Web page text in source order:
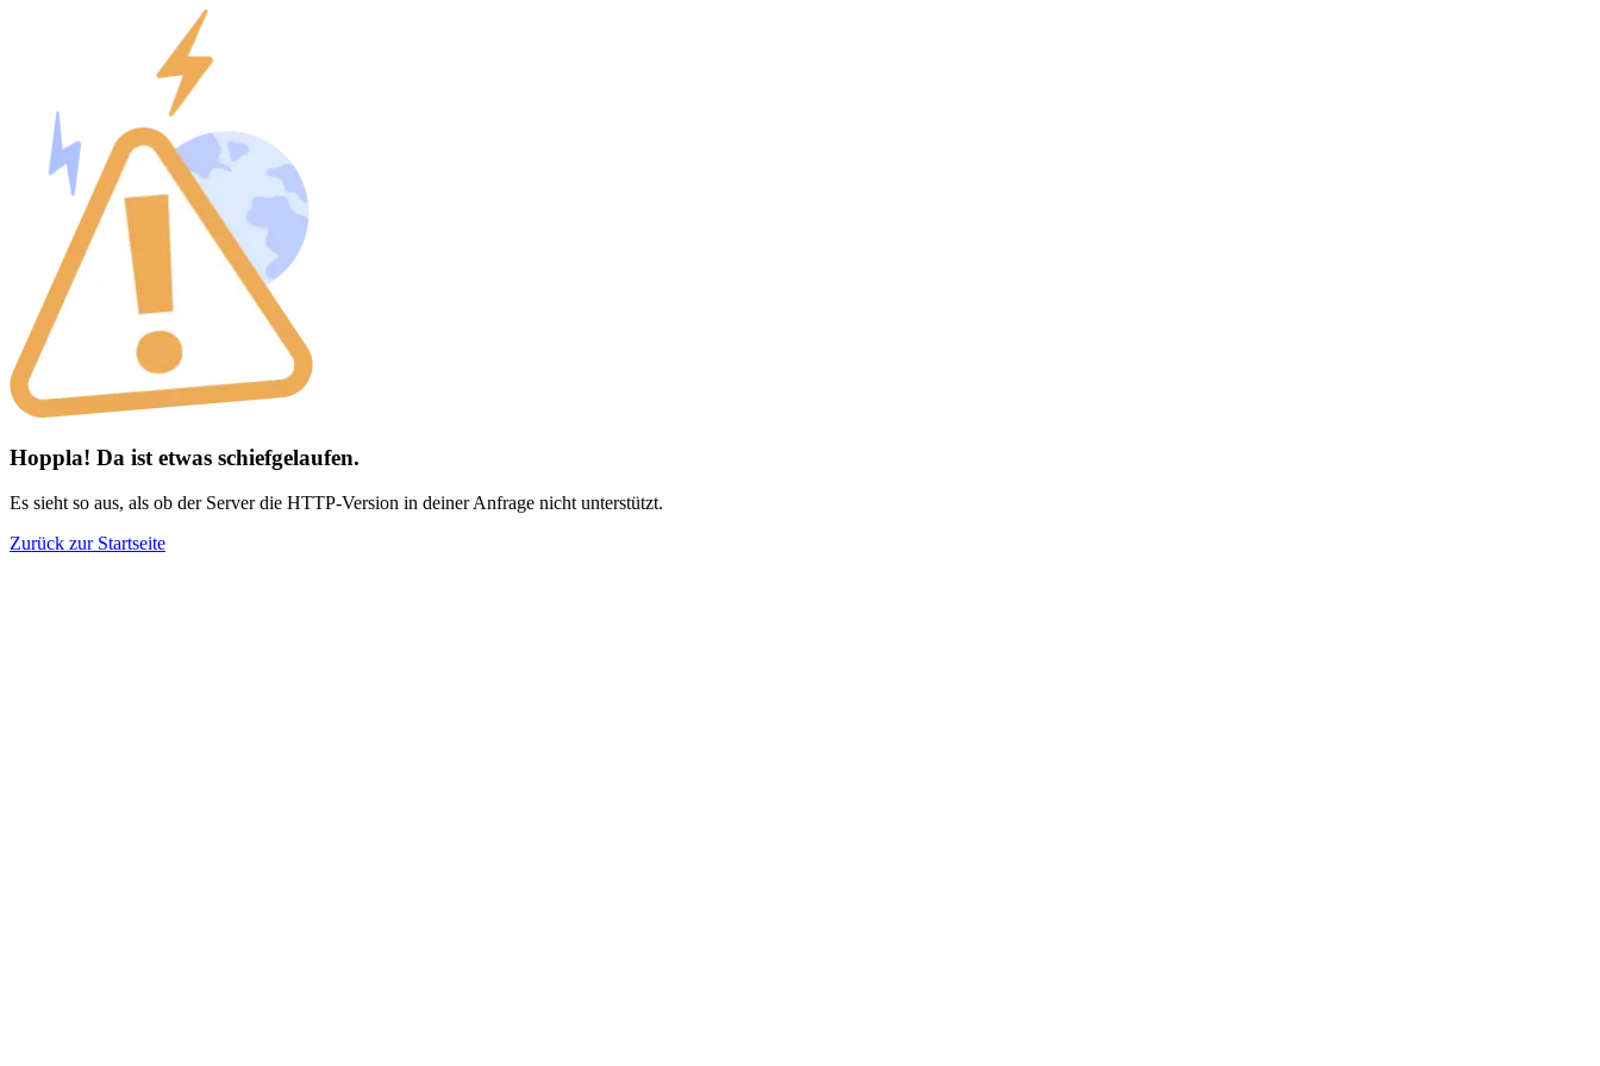
Hoppla! Da ist etwas schiefgelaufen.
Es sieht so aus, als ob der Server die HTTP-Version in deiner Anfrage nicht unterstützt.
Zurück zur Startseite